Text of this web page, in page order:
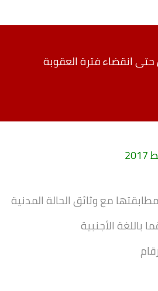
انقضاء فترة العقوبة
مع وثائق الحالة المدنية